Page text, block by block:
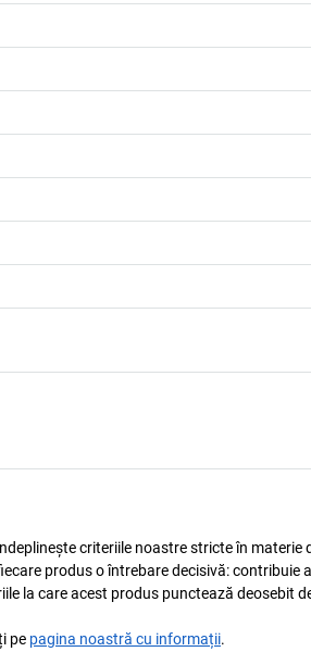
criteriile noastre stricte în materie
produs o întrebare decisivă: contribuie
la care acest produs punctează deosebit
pe pagina noastră cu informații.